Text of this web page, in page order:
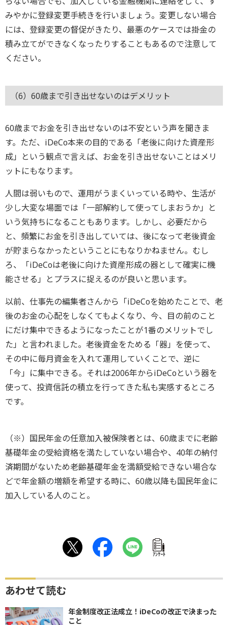
みやかに登録変更手続きを行いましょう。変更しない場合
には、登録変更の督促がきたり、最悪のケースでは掛金の
積み立てができなくなったりすることもあるので注意して
ください。
（6）60歳まで引き出せないのはデメリット
60歳までお金を引き出せないのは不安という声を聞きま
す。ただ、iDeCo本来の目的である「老後に向けた資産形
成」という観点で言えば、お金を引き出せないことはメリ
ットにもなります。
人間は弱いもので、運用がうまくいっている時や、生活が
少し大変な場面では「一部解約して使ってしまおうか」と
いう気持ちになることもあります。しかし、必要だから
と、頻繁にお金を引き出していては、後になって老後資金
が貯まらなかったということにもなりかねません。むし
ろ、「iDeCoは老後に向けた資産形成の器として確実に機
能させる」とプラスに捉えるのが良いと思います。
以前、仕事先の編集者さんから「iDeCoを始めたことで、老
後のお金の心配をしなくてもよくなり、今、目の前のこと
にだけ集中できるようになったことが1番のメリットでし
た」と言われました。老後資金をためる「器」を使って、
その中に毎月資金を入れて運用していくことで、逆に
「今」に集中できる。それは2006年からiDeCoという器を
使って、投資信託の積立を行ってきた私も実感するところ
です。
（※）国民年金の任意加入被保険者とは、60歳までに老齢
基礎年金の受給資格を満たしていない場合や、40年の納付
済期間がないため老齢基礎年金を満額受給できない場合な
どで年金額の増額を希望する時に、60歳以降も国民年金に
加入している人のこと。
ｱﾝｹｰﾄ
あわせて読む
年金制度改正法成立！iDeCoの改正で決まった
こと